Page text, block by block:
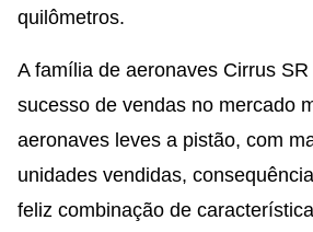
quilômetros.
A família de aeronaves Cirrus
sucesso de vendas no mercado
aeronaves leves a pistão, com
unidades vendidas,
feliz combinação de